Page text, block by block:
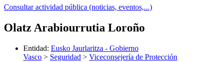
Consultar actividad pública (noticias, eventos,...)
Olatz Arabiourrutia Loroño
Entidad: Eusko Jaurlaritza - Gobierno
Vasco > Seguridad > Viceconsejería de Protección